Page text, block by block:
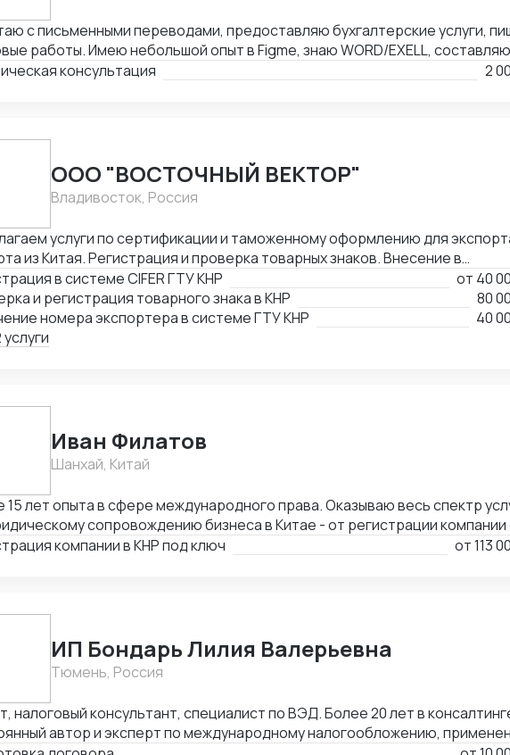
с письменными переводами, предоставляю бухгалтерские услуги,
работы. Имею небольшой опыт в Figme, знаю WORD/EXELL,
таблицы. Рассматриваю подработку, рассмотрю Ваши варианты.
консультация 2
ООО "ВОСТОЧНЫЙ ВЕКТОР"
Владивосток, Россия
услуги по сертификации и таможенному оформлению для
из Китая. Регистрация и проверка товарных знаков. Внесение в
реестр товарных знаков. Изготовление маркировки для пищевой
для реализации в Китае. Получение номера экспортера в системе
таможни. Подбор HS и CIQ кодов.
в системе CIFER ГТУ КНР от 40
и регистрация товарного знака в КНР
80
номера экспортера в системе ГТУ КНР
40
Иван Филатов
Шанхай, Китай
лет опыта в сфере международного права. Оказываю весь спектр услуг
сопровождению бизнеса в Китае - от регистрации компании
граждан России и получения разрешения на работу, миграции
компании в КНР под ключ от113
ИП Бондарь Лилия Валерьевна
Тюмень, Россия
налоговый консультант, специалист по ВЭД. Более 20 лет в
автор и эксперт по международному налогообложению,